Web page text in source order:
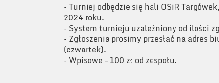
- Turniej odbędzie się hali OSiR
2024 roku.
- System turnieju uzależniony od ilości
- Zgłoszenia prosimy przesłać na adres
(czwartek).
- Wpisowe – 100 zł od zespołu.